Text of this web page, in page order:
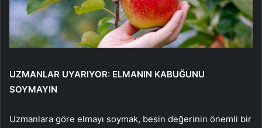
UZMANLAR UYARIYOR: ELMANIN KABUĞUNU
SOYMAYIN
Uzmanlara göre elmayı soymak, besin değerinin önemli bir